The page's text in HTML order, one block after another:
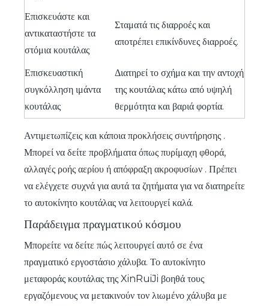
Επισκευάστε και
αντικαταστήστε τα
στόμια κουτάλας
Σταματά τις διαρροές και
αποτρέπει επικίνδυνες διαρροές.
Επισκευαστική
συγκόλληση ιμάντα
κουτάλας
Διατηρεί το σχήμα και την αντοχή
της κουτάλας κάτω από υψηλή
θερμότητα και βαριά φορτία.
Αντιμετωπίζεις και κάποια προκλήσεις συντήρησης .
Μπορεί να δείτε προβλήματα όπως πυρίμαχη φθορά,
αλλαγές ροής αερίου ή απόφραξη ακροφυσίων . Πρέπει
να ελέγχετε συχνά για αυτά τα ζητήματα για να διατηρείτε
το αυτοκίνητο κουτάλας να λειτουργεί καλά.
Παράδειγμα πραγματικού κόσμου
Μπορείτε να δείτε πώς λειτουργεί αυτό σε ένα
πραγματικό εργοστάσιο χάλυβα. Το αυτοκίνητο
μεταφοράς κουτάλας της XinRuiJi βοηθά τους
εργαζόμενους να μετακινούν τον λιωμένο χάλυβα με